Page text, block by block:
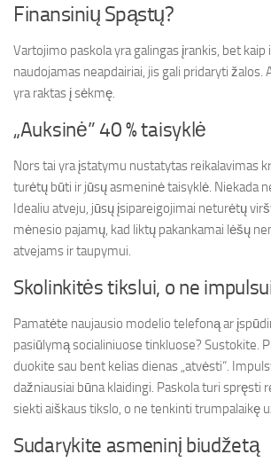
Finansinių Spąstų?
Vartojimo paskola yra galingas įrankis, bet kaip
naudojamas neapdairiai, jis gali pridaryti žalos.
yra raktas į sėkmę.
„Auksinė” 40 % taisyklė
Nors tai yra įstatymu nustatytas reikalavimas
turėtų būti ir jūsų asmeninė taisyklė. Niekada
Idealiu atveju, jūsų įsipareigojimai neturėtų
mėnesio pajamų, kad liktų pakankamai lėšų
atvejams ir taupymui.
Skolinkitės tikslui, o ne
Pamatėte naujausio modelio telefoną ar
pasiūlymą socialiniuose tinkluose? Sustokite.
duokite sau bent kelias dienas „atvėsti“.
dažniausiai būna klaidingi. Paskola turi spręsti
siekti aiškaus tikslo, o ne tenkinti trumpalaikę
Sudarykite asmeninį biudžetą